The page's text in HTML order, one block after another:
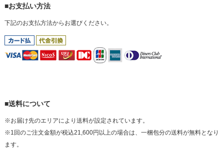
■お支払い方法
下記のお支払方法からお選びください。
■送料について
※お届け先のエリアにより送料が設定されています。
※1回のご注文金額が税込21,600円以上の場合は、一梱包分の送料が無料となり
ます。